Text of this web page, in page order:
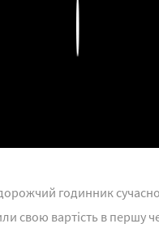
годинник
свою вартість в першу